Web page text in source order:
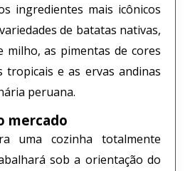
ingredientes mais icônicos
de batatas nativas,
milho, as pimentas de cores
tropicais e as ervas andinas
peruana.
mercado
uma cozinha totalmente
sob a orientação do